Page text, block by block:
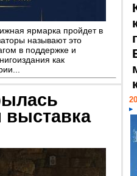
ярмарка пройдет в
называют это
в поддержке и
как
выставка